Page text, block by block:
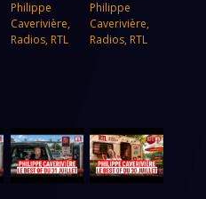
Philippe
Caverivière,
Radios, RTL
Philippe
Caverivière,
Radios, RTL